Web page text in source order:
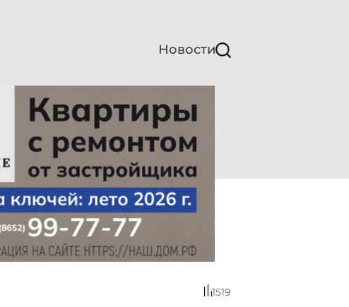
Новости
1519